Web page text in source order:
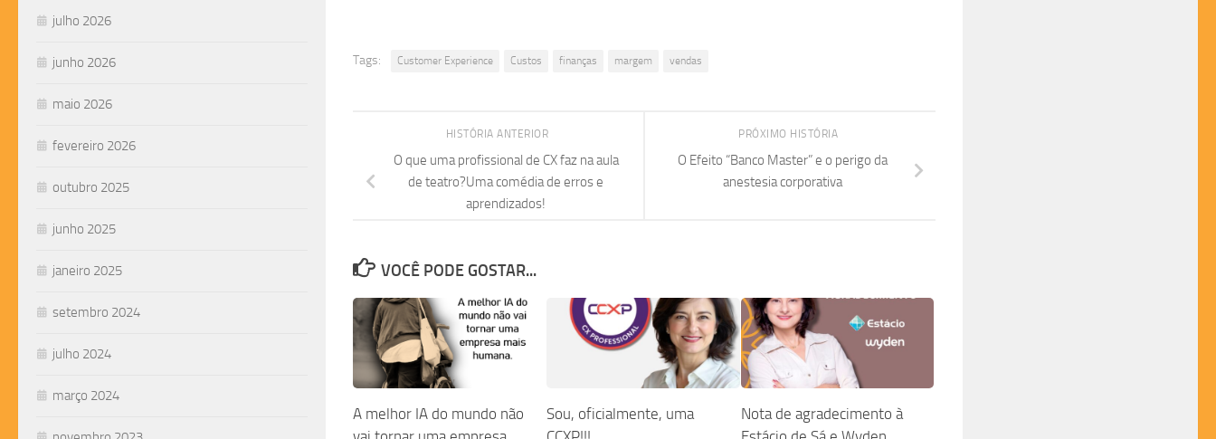
Tags: Customer Experience Custos finanças margem vendas
PRÓXIMO HISTÓRIA
O Efeito “Banco Master” e o perigo da
anestesia corporativa
HISTÓRIA ANTERIOR
O que uma profissional de CX faz na aula
de teatro?Uma comédia de erros e
aprendizados!
VOCÊ PODE GOSTAR...
A melhor IA do mundo não
Sou, oficialmente, uma
Nota de agradecimento à
julho 2026
junho 2026
maio 2026
fevereiro 2026
outubro 2025
junho 2025
janeiro 2025
setembro 2024
julho 2024
março 2024